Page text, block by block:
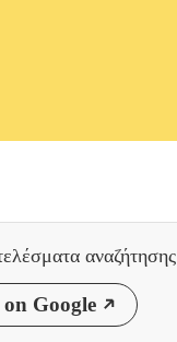
αναζήτησης
Google